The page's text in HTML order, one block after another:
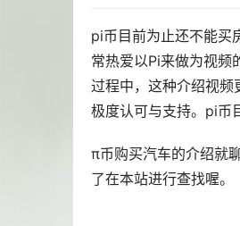
pi币目前为止还不能买
常热爱以Pi来做为视
过程中，这种介绍视频
极度认可与支持。pi币
π币购买汽车的介绍就
了在本站进行查找喔。